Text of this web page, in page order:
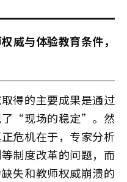
威与体验教育条件，
得的主要成果是通过
了“现场的稳定”。然
危机在于，专家分析
制度改革的问题，而
失和教师权威崩溃的